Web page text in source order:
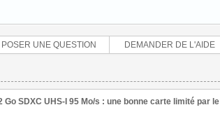
POSER UNE QUESTION DEMANDER DE L'AIDE
SDXC UHS-I 95 Mo/s : une bonne carte limité par le